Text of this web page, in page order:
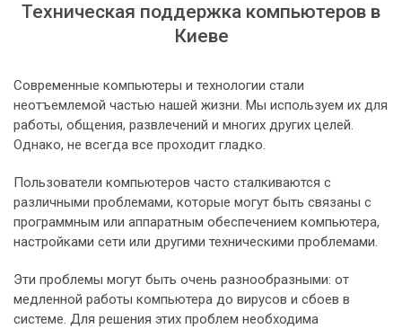
Техническая поддержка компьютеров в
Киеве
Современные компьютеры и технологии стали
неотъемлемой частью нашей жизни. Мы используем их для
работы, общения, развлечений и многих других целей.
Однако, не всегда все проходит гладко.
Пользователи компьютеров часто сталкиваются с
различными проблемами, которые могут быть связаны с
программным или аппаратным обеспечением компьютера,
настройками сети или другими техническими проблемами.
Эти проблемы могут быть очень разнообразными: от
медленной работы компьютера до вирусов и сбоев в
системе. Для решения этих проблем необходима